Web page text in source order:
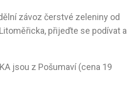
závoz čerstvé zeleniny od
přijeďte se podívat a
jsou z Pošumaví (cena 19